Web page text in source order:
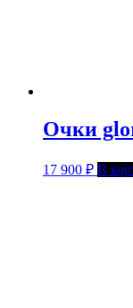
Очки
17 900 ₽ В